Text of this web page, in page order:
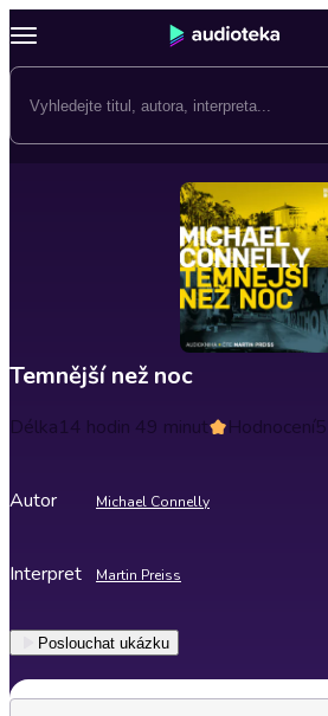
Temnější než noc
Délka14 hodin 49 minut Hodnocení5
Autor Michael Connelly
Interpret Martin Preiss
Poslouchat ukázku